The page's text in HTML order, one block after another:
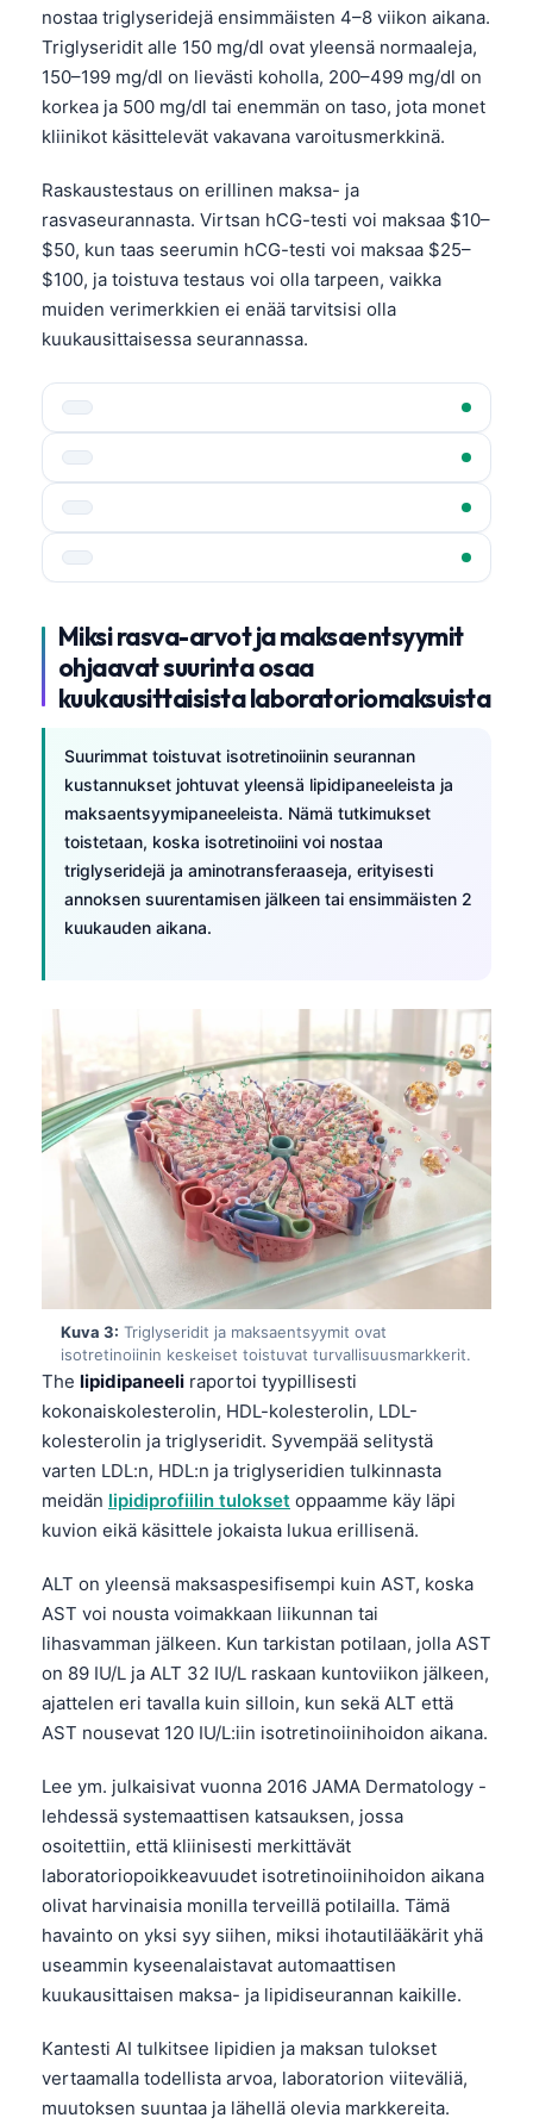
nostaa triglyseridejä ensimmäisten 4–8 viikon aikana.
Triglyseridit alle 150 mg/dl ovat yleensä normaaleja,
150–199 mg/dl on lievästi koholla, 200–499 mg/dl on
korkea ja 500 mg/dl tai enemmän on taso, jota monet
kliinikot käsittelevät vakavana varoitusmerkkinä.
Raskaustestaus on erillinen maksa- ja
rasvaseurannasta. Virtsan hCG-testi voi maksaa $10–
$50, kun taas seerumin hCG-testi voi maksaa $25–
$100, ja toistuva testaus voi olla tarpeen, vaikka
muiden verimerkkien ei enää tarvitsisi olla
kuukausittaisessa seurannassa.
Miksi rasva-arvot ja maksaentsyymit
ohjaavat suurinta osaa
kuukausittaisista laboratoriomaksuista
Suurimmat toistuvat isotretinoiinin seurannan
kustannukset johtuvat yleensä lipidipaneeleista ja
maksaentsyymipaneeleista. Nämä tutkimukset
toistetaan, koska isotretinoiini voi nostaa
triglyseridejä ja aminotransferaaseja, erityisesti
annoksen suurentamisen jälkeen tai ensimmäisten 2
kuukauden aikana.
Kuva 3: Triglyseridit ja maksaentsyymit ovat
isotretinoiinin keskeiset toistuvat turvallisuusmarkkerit.
The lipidipaneeli raportoi tyypillisesti
kokonaiskolesterolin, HDL-kolesterolin, LDL-
kolesterolin ja triglyseridit. Syvempää selitystä
varten LDL:n, HDL:n ja triglyseridien tulkinnasta
meidän lipidiprofiilin tulokset oppaamme käy läpi
kuvion eikä käsittele jokaista lukua erillisenä.
ALT on yleensä maksaspesifisempi kuin AST, koska
AST voi nousta voimakkaan liikunnan tai
lihasvamman jälkeen. Kun tarkistan potilaan, jolla AST
on 89 IU/L ja ALT 32 IU/L raskaan kuntoviikon jälkeen,
ajattelen eri tavalla kuin silloin, kun sekä ALT että
AST nousevat 120 IU/L:iin isotretinoiinihoidon aikana.
Lee ym. julkaisivat vuonna 2016 JAMA Dermatology -
lehdessä systemaattisen katsauksen, jossa
osoitettiin, että kliinisesti merkittävät
laboratoriopoikkeavuudet isotretinoiinihoidon aikana
olivat harvinaisia monilla terveillä potilailla. Tämä
havainto on yksi syy siihen, miksi ihotautilääkärit yhä
useammin kyseenalaistavat automaattisen
kuukausittaisen maksa- ja lipidiseurannan kaikille.
Kantesti AI tulkitsee lipidien ja maksan tulokset
vertaamalla todellista arvoa, laboratorion viiteväliä,
muutoksen suuntaa ja lähellä olevia markkereita.